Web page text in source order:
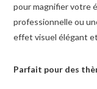
pour magnifier votre
professionnelle ou
effet visuel élégant
Parfait pour des